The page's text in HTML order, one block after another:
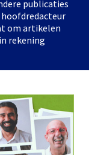
publicaties
om artikelen
rekening